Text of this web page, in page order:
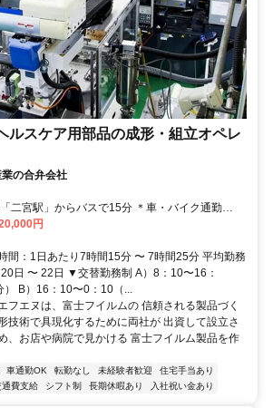
ルスケア用部品の成形・組立オペレ
の合弁会社
二宮駅」からバスで15分 ＊車・バイク通勤
）
円
間：1日あたり7時間15分 〜 7時間25分 平均勤務
日 〜 22日 ▼交替勤務制 A）8：10〜16：
） B）16：10〜0：10（...
フエヌは、富士フイルムの 信頼される製品づく
技術で具現化するために両社が 出資して設立さ
、お店や病院で見かける 富士フイルム製品を作
車通勤OK 転勤なし 未経験者歓迎
住宅手当あり
通費支給 シフト制 長期休暇あり 入社祝い金あり